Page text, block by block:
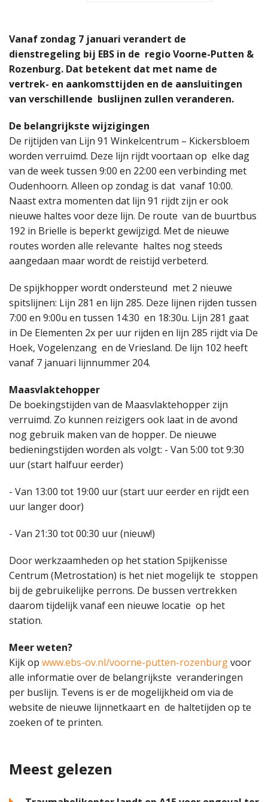
Vanaf zondag 7 januari verandert de
dienstregeling bij EBS in de regio Voorne-Putten &
Rozenburg. Dat betekent dat met name de
vertrek- en aankomsttijden en de aansluitingen
van verschillende buslijnen zullen veranderen.
De belangrijkste wijzigingen
De rijtijden van Lijn 91 Winkelcentrum – Kickersbloem
worden verruimd. Deze lijn rijdt voortaan op elke dag
van de week tussen 9:00 en 22:00 een verbinding met
Oudenhoorn. Alleen op zondag is dat vanaf 10:00.
Naast extra momenten dat lijn 91 rijdt zijn er ook
nieuwe haltes voor deze lijn. De route van de buurtbus
192 in Brielle is beperkt gewijzigd. Met de nieuwe
routes worden alle relevante haltes nog steeds
aangedaan maar wordt de reistijd verbeterd.
De spijkhopper wordt ondersteund met 2 nieuwe
spitslijnen: Lijn 281 en lijn 285. Deze lijnen rijden tussen
7:00 en 9:00u en tussen 14:30 en 18:30u. Lijn 281 gaat
in De Elementen 2x per uur rijden en lijn 285 rijdt via De
Hoek, Vogelenzang en de Vriesland. De lijn 102 heeft
vanaf 7 januari lijnnummer 204.
Maasvlaktehopper
De boekingstijden van de Maasvlaktehopper zijn
verruimd. Zo kunnen reizigers ook laat in de avond
nog gebruik maken van de hopper. De nieuwe
bedieningstijden worden als volgt: - Van 5:00 tot 9:30
uur (start halfuur eerder)
- Van 13:00 tot 19:00 uur (start uur eerder en rijdt een
uur langer door)
- Van 21:30 tot 00:30 uur (nieuw!)
Door werkzaamheden op het station Spijkenisse
Centrum (Metrostation) is het niet mogelijk te stoppen
bij de gebruikelijke perrons. De bussen vertrekken
daarom tijdelijk vanaf een nieuwe locatie op het
station.
Meer weten?
Kijk op www.ebs-ov.nl/voorne-putten-rozenburgvoor
alle informatie over de belangrijkste veranderingen
per buslijn. Tevens is er de mogelijkheid om via de
website de nieuwe lijnnetkaart en de haltetijden op te
zoeken of te printen.
Meest gelezen